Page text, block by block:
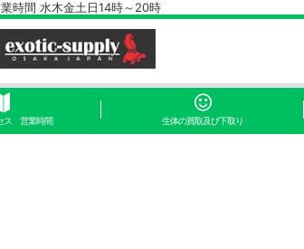
水木金土日14時～20時
ス 営業時間 生体の買取及び下取り